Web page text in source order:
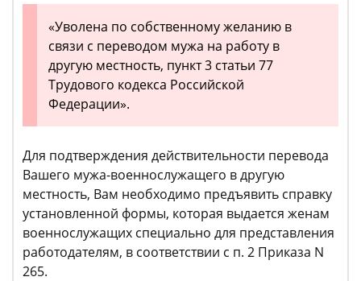
«Уволена по собственному желанию в
связи с переводом мужа на работу в
другую местность, пункт 3 статьи 77
Трудового кодекса Российской
Федерации».
Для подтверждения действительности перевода
Вашего мужа-военнослужащего в другую
местность, Вам необходимо предъявить справку
установленной формы, которая выдается женам
военнослужащих специально для представления
работодателям, в соответствии с п. 2 Приказа N
265.